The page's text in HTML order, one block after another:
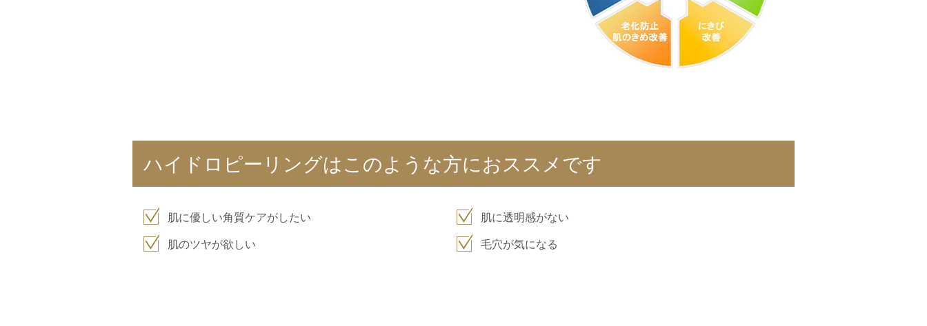
ハイドロピーリングはこのような方におススメです
肌に優しい角質ケアがしたい 肌に透明感がない
肌のツヤが欲しい 毛穴が気になる